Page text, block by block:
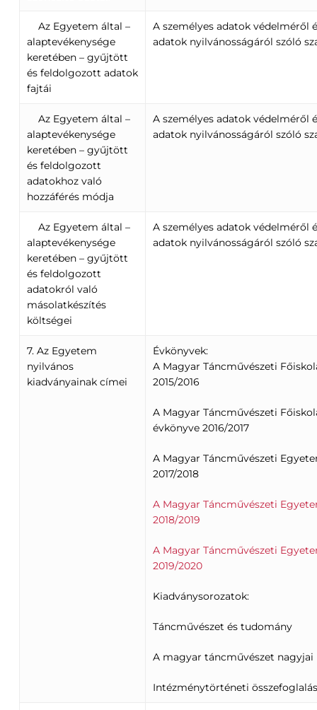
Az Egyetem által –
alaptevékenysége
keretében – gyűjtött
és feldolgozott adatok
fajtái
A személyes adatok védelméről
adatok nyilvánosságáról szóló
Az Egyetem által –
alaptevékenysége
keretében – gyűjtött
és feldolgozott
adatokhoz való
hozzáférés módja
A személyes adatok védelméről
adatok nyilvánosságáról szóló
Az Egyetem által –
alaptevékenysége
keretében – gyűjtött
és feldolgozott
adatokról való
másolatkészítés
költségei
A személyes adatok védelméről
adatok nyilvánosságáról szóló
7. Az Egyetem
nyilvános
kiadványainak címei
Évkönyvek:
A Magyar Táncművészeti
2015/2016
A Magyar Táncművészeti
évkönyve 2016/2017
A Magyar Táncművészeti
2017/2018
A Magyar Táncművészeti
2018/2019
A Magyar Táncművészeti
2019/2020
Kiadványsorozatok:
Táncművészet és tudomány
A magyar táncművészet nagyjai
Intézménytörténeti